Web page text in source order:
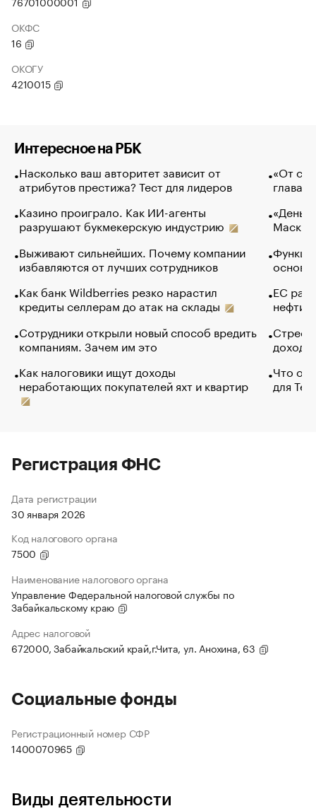
ОКФС
16
ОКОГУ
4210015
Интересное на РБК
Насколько ваш авторитет зависит от
атрибутов престижа? Тест для лидеров
Казино проиграло. Как ИИ-агенты
разрушают букмекерскую индустрию
Выживают сильнейших. Почему компании
избавляются от лучших сотрудников
Как банк Wildberries резко нарастил
кредиты селлерам до атак на склады
Сотрудники открыли новый способ вредить
компаниям. Зачем им это
Как налоговики ищут доходы
неработающих покупателей яхт и квартир
«От
глава
Маск в
основ
ЕС
нефти
Что
для
Регистрация ФНС
Дата регистрации
30 января 2026
Код налогового органа
7500
Наименование налогового органа
Управление Федеральной налоговой службы по
Забайкальскому краю
Адрес налоговой
672000, Забайкальский край,г.Чита, ул. Анохина, 63
Социальные фонды
Регистрационный номер СФР
1400070965
Виды деятельности